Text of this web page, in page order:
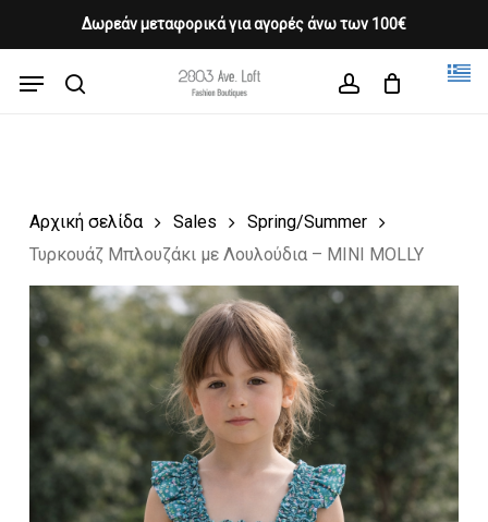
Δωρεάν μεταφορικά για αγορές άνω των 100€
content
Menu
Cart CLOSE
CART
Αρχική σελίδα Sales
Spring/Summer
Τυρκουάζ Μπλουζάκι με Λουλούδια – MINI MOLLY
Close